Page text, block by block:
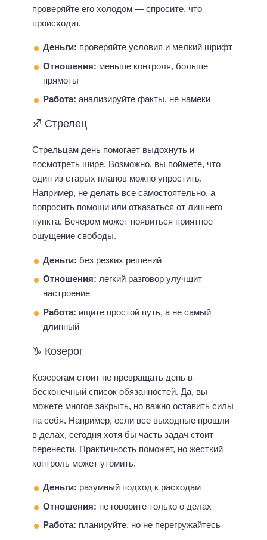
проверяйте его холодом — спросите, что
происходит.
Деньги: проверяйте условия и мелкий шрифт
Отношения: меньше контроля, больше
прямоты
Работа: анализируйте факты, не намеки
♐ Стрелец
Стрельцам день помогает выдохнуть и
посмотреть шире. Возможно, вы поймете, что
один из старых планов можно упростить.
Например, не делать все самостоятельно, а
попросить помощи или отказаться от лишнего
пункта. Вечером может появиться приятное
ощущение свободы.
Деньги: без резких решений
Отношения: легкий разговор улучшит
настроение
Работа: ищите простой путь, а не самый
длинный
♑ Козерог
Козерогам стоит не превращать день в
бесконечный список обязанностей. Да, вы
можете многое закрыть, но важно оставить силы
на себя. Например, если все выходные прошли
в делах, сегодня хотя бы часть задач стоит
перенести. Практичность поможет, но жесткий
контроль может утомить.
Деньги: разумный подход к расходам
Отношения: не говорите только о делах
Работа: планируйте, но не перегружайтесь